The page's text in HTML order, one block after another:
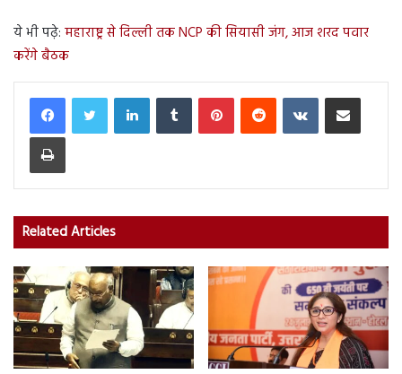
ये भी पढ़े: महाराष्ट्र से दिल्ली तक NCP की सियासी जंग, आज शरद पवार
करेंगे बैठक
LinkedInTumblr PinterestReddit VKontakteShare via Email
Print
Related Articles